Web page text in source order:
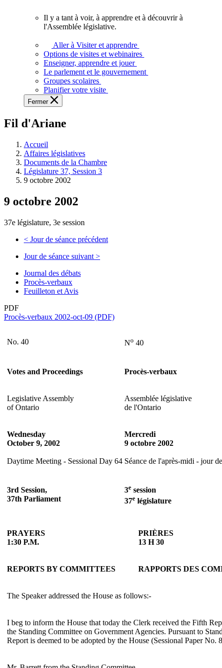
voir,
apprendre
et
à
à
législative.
Il y a tant à voir, à apprendre et à découvrir à
l'Assemblée législative.
Aller à Visiter et apprendre
Options de visites et webinaires
Enseigner, apprendre et jouer
Le parlement et le gouvernement
Groupes scolaires
Planifier votre visite
Fermer
Fil d'Ariane
Accueil
Affaires législatives
Documents de la Chambre
Législature 37, Session 3
9 octobre 2002
9 octobre 2002
37e législature, 3e session
< Jour de séance précédent
Jour de séance suivant >
Journal des débats
Procès-verbaux
Feuilleton et Avis
PDF
Procès-verbaux 2002-oct-09 (PDF)
No. 40 No 40
Votes and Proceedings Procès-verbaux
Legislative Assembly
of Ontario
Assemblée législative
de l'Ontario
Wednesday
October 9, 2002
Daytime Meeting - Sessional Day 64
Mercredi
9 octobre 2002
Séance de l'après-midi - jour
3rd Session,
37th Parliament
3e session
37e législature
PRAYERS
1:30 P.M.
PRIÈRES
13 H 30
REPORTS BY COMMITTEES RAPPORTS DES
The Speaker addressed the House as follows:-
I beg to inform the House that today the Clerk received the Fifth
the Standing Committee on Government Agencies. Pursuant to
Report is deemed to be adopted by the House (Sessional Paper No.